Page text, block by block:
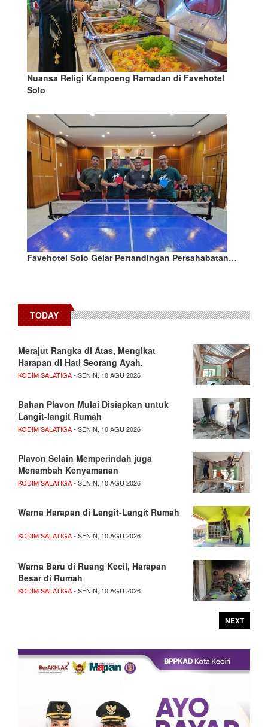
Nuansa Religi Kampoeng Ramadan di Favehotel
Solo
Favehotel Solo Gelar Pertandingan Persahabatan…
TODAY
Merajut Rangka di Atas, Mengikat
Harapan di Hati Seorang Ayah.
KODIM SALATIGA- SENIN, 10 AGU 2026
Bahan Plavon Mulai Disiapkan untuk
Langit-langit Rumah
KODIM SALATIGA- SENIN, 10 AGU 2026
Plavon Selain Memperindah juga
Menambah Kenyamanan
KODIM SALATIGA- SENIN, 10 AGU 2026
Warna Harapan di Langit-Langit Rumah
KODIM SALATIGA- SENIN, 10 AGU 2026
Warna Baru di Ruang Kecil, Harapan
Besar di Rumah
KODIM SALATIGA- SENIN, 10 AGU 2026
NEXT